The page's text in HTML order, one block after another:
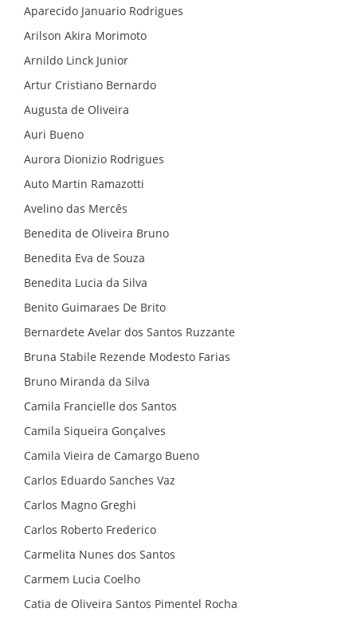
Aparecido Januario Rodrigues
Arilson Akira Morimoto
Arnildo Linck Junior
Artur Cristiano Bernardo
Augusta de Oliveira
Auri Bueno
Aurora Dionizio Rodrigues
Auto Martin Ramazotti
Avelino das Mercês
Benedita de Oliveira Bruno
Benedita Eva de Souza
Benedita Lucia da Silva
Benito Guimaraes De Brito
Bernardete Avelar dos Santos Ruzzante
Bruna Stabile Rezende Modesto Farias
Bruno Miranda da Silva
Camila Francielle dos Santos
Camila Siqueira Gonçalves
Camila Vieira de Camargo Bueno
Carlos Eduardo Sanches Vaz
Carlos Magno Greghi
Carlos Roberto Frederico
Carmelita Nunes dos Santos
Carmem Lucia Coelho
Catia de Oliveira Santos Pimentel Rocha